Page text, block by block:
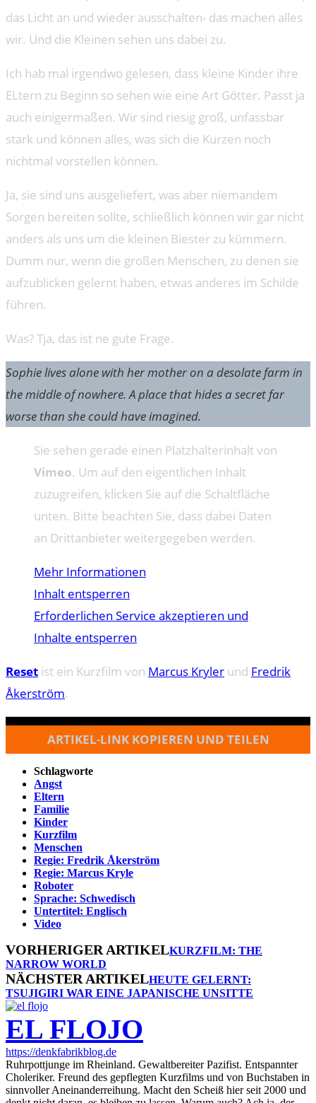
das Licht an und wieder ausschalten- das machen alles
wir. Und die Kleinen sehen uns dabei zu.
Ich hab mal irgendwo gelesen, dass kleine Kinder ihre
ELtern zu Beginn so sehen wie eine Art Götter. Passt ja
auch einigermaßen. Wir sind riesig groß, unfassbar
stark und können alles, was sich die Kurzen noch
nichtmal vorstellen können.
Ja, sie sind uns ausgeliefert, was aber niemandem
Sorgen bereiten sollte, schließlich können wir gar nicht
anders als uns um die kleinen Biester zu kümmern.
Dumm nur, wenn die großen Menschen, zu denen sie
aufzublicken gelernt haben, etwas anderes im Schilde
führen.
Was? Tja, das ist ne gute Frage.
Sophie lives alone with her mother on a desolate farm in
the middle of nowhere. A place that hides a secret far
worse than she could have imagined.
Sie sehen gerade einen Platzhalterinhalt von
Vimeo. Um auf den eigentlichen Inhalt
zuzugreifen, klicken Sie auf die Schaltfläche
unten. Bitte beachten Sie, dass dabei Daten
an Drittanbieter weitergegeben werden.
Mehr Informationen
Inhalt entsperren
Erforderlichen Service akzeptieren und
Inhalte entsperren
Reset ist ein Kurzfilm von Marcus Kryler und Fredrik
Åkerström.
ARTIKEL-LINK KOPIEREN UND TEILEN
Schlagworte
Angst
Eltern
Familie
Kinder
Kurzfilm
Menschen
Regie: Fredrik Åkerström
Regie: Marcus Kryle
Roboter
Sprache: Schwedisch
Untertitel: Englisch
Video
VORHERIGER ARTIKELKURZFILM: THE
NARROW WORLD
NÄCHSTER ARTIKELHEUTE GELERNT:
TSUJIGIRI WAR EINE JAPANISCHE UNSITTE
EL FLOJO
https://denkfabrikblog.de
Ruhrpottjunge im Rheinland. Gewaltbereiter Pazifist. Entspannter
Choleriker. Freund des gepflegten Kurzfilms und von Buchstaben in
sinnvoller Aneinanderreihung. Macht den Scheiß hier seit 2000 und